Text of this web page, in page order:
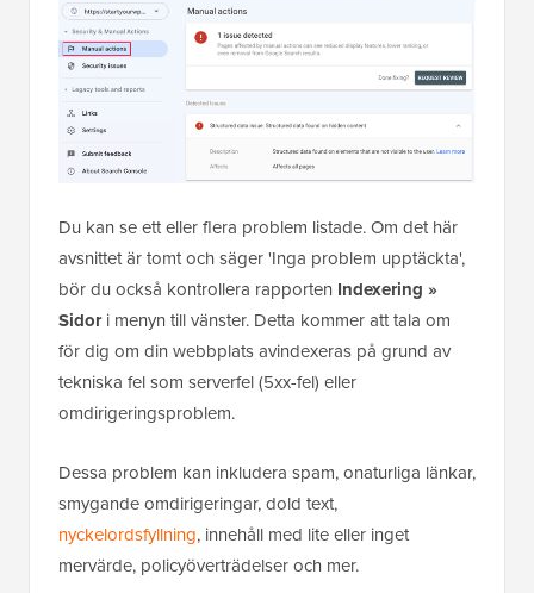
Du kan se ett eller flera problem listade. Om det här
avsnittet är tomt och säger 'Inga problem upptäckta',
bör du också kontrollera rapporten Indexering »
Sidori menyn till vänster. Detta kommer att tala om
för dig om din webbplats avindexeras på grund av
tekniska fel som serverfel (5xx-fel) eller
omdirigeringsproblem.
Dessa problem kan inkludera spam, onaturliga länkar,
smygande omdirigeringar, dold text,
nyckelordsfyllning, innehåll med lite eller inget
mervärde, policyöverträdelser och mer.